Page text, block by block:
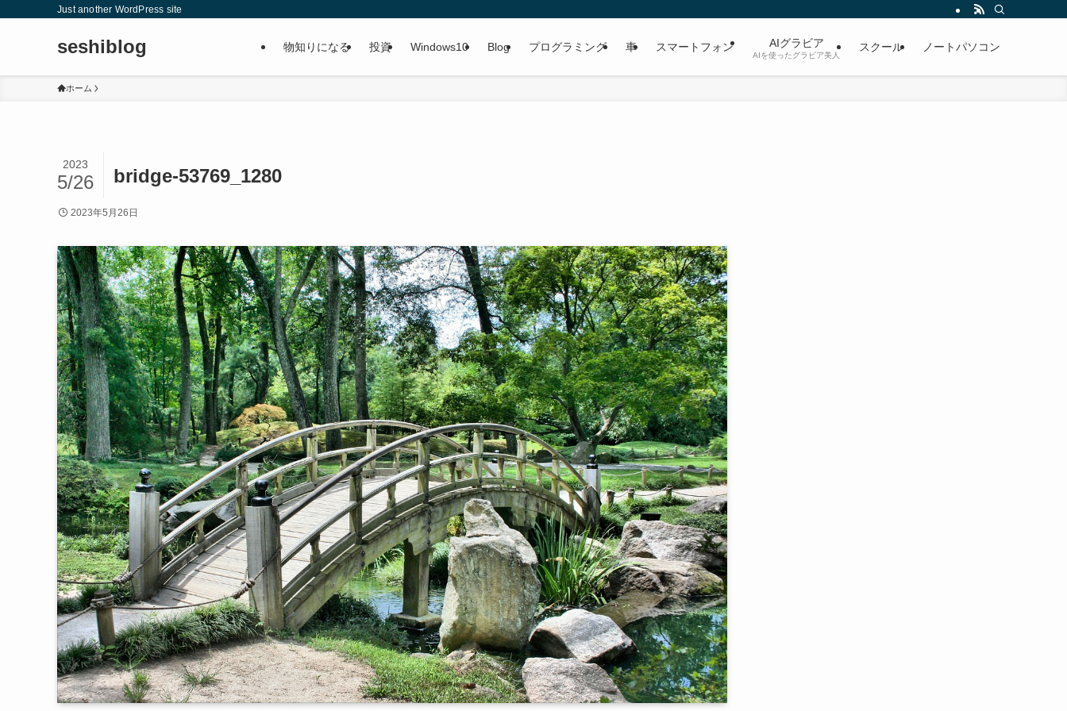
Just another WordPress site
seshiblog 物知りになる 投資 Windows10 Blog プログラミング 車 スマートフォン AIグラビア
AIを使ったグラビア美人
スクール ノートパソコン
ホーム
bridge-53769_1280
2023
5/26
2023年5月26日